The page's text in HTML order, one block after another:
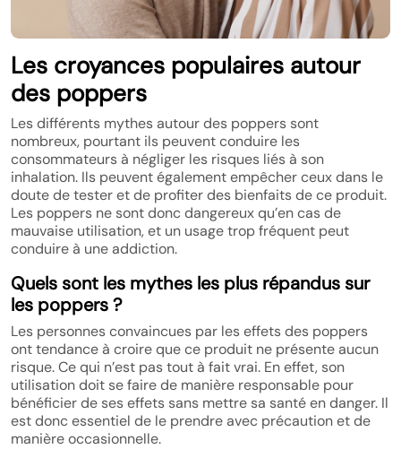
Les croyances populaires autour
des poppers
Les différents mythes autour des poppers sont
nombreux, pourtant ils peuvent conduire les
consommateurs à négliger les risques liés à son
inhalation. Ils peuvent également empêcher ceux dans le
doute de tester et de profiter des bienfaits de ce produit.
Les poppers ne sont donc dangereux qu’en cas de
mauvaise utilisation, et un usage trop fréquent peut
conduire à une addiction.
Quels sont les mythes les plus répandus sur
les poppers ?
Les personnes convaincues par les effets des poppers
ont tendance à croire que ce produit ne présente aucun
risque. Ce qui n’est pas tout à fait vrai. En effet, son
utilisation doit se faire de manière responsable pour
bénéficier de ses effets sans mettre sa santé en danger. Il
est donc essentiel de le prendre avec précaution et de
manière occasionnelle.